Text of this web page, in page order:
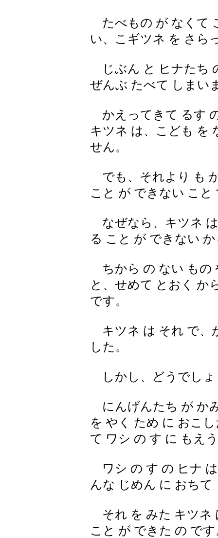
たべもの が なくて
い、こギツネ を さら
じぶん と ヒナたち
ぜんぶ たべて しまい
かえってきて るす
キツネ は、こども を
せん。
でも、それより も
こと が できない こと
なぜなら、キツネ
る こと が できない
ちから の ない もの
と、せめて とおく か
です。
キツネ は それ で、
した。
しかし、どうでしょ
にんげんたち が か
を やく ため に おこ
て ワシ の す に もえ
ワシ の す の ヒナ
んな じめん に おちて
それ を みた キツネ
こと が できた の です